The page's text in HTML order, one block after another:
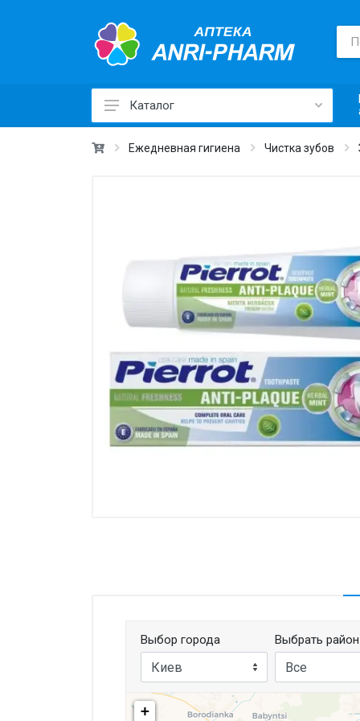
Каталог
Лекарственные средства ›
Красота и уход ›
Витамины и добавки ›
Ежедневная гигиена ›
Товары для дома ›
Косметика CODERMA KIDS
Ежедневная гигиена Чистка зубов
Выбор города
Киев
Выбрать район
Все
+